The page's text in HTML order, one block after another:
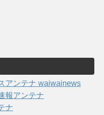
アンテナ waiwainews
報アンテナ
ナ